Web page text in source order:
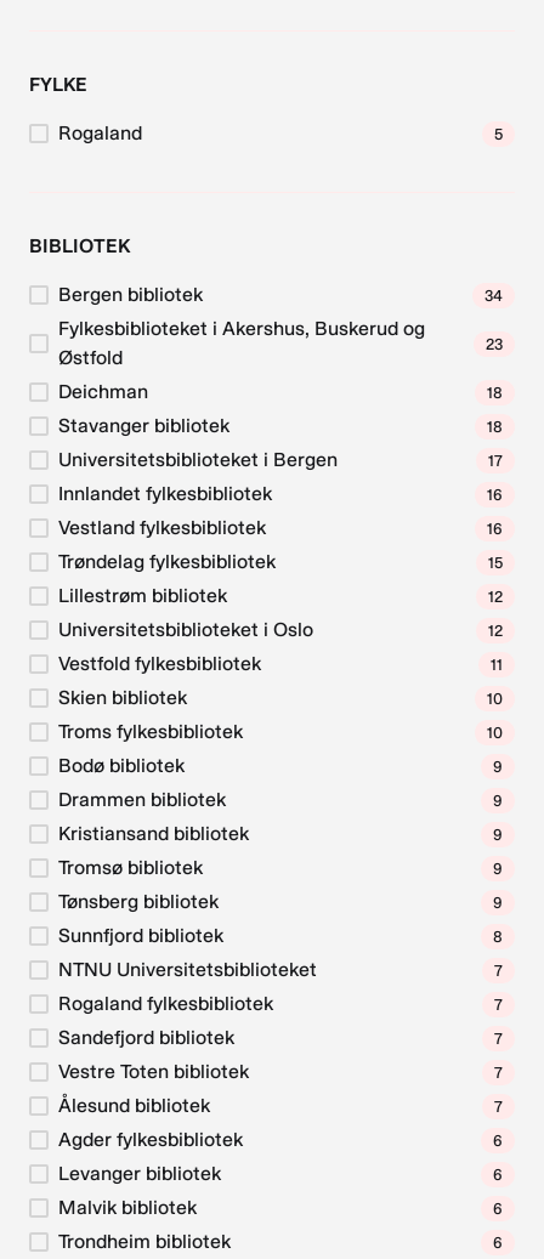
FYLKE
Rogaland 5
BIBLIOTEK
Bergen bibliotek 34
Fylkesbiblioteket i Akershus, Buskerud og
Østfold
23
Deichman 18
Stavanger bibliotek 18
Universitetsbiblioteket i Bergen 17
Innlandet fylkesbibliotek 16
Vestland fylkesbibliotek 16
Trøndelag fylkesbibliotek 15
Lillestrøm bibliotek 12
Universitetsbiblioteket i Oslo 12
Vestfold fylkesbibliotek 11
Skien bibliotek 10
Troms fylkesbibliotek 10
Bodø bibliotek 9
Drammen bibliotek 9
Kristiansand bibliotek 9
Tromsø bibliotek 9
Tønsberg bibliotek 9
Sunnfjord bibliotek 8
NTNU Universitetsbiblioteket 7
Rogaland fylkesbibliotek 7
Sandefjord bibliotek 7
Vestre Toten bibliotek 7
Ålesund bibliotek 7
Agder fylkesbibliotek 6
Levanger bibliotek 6
Malvik bibliotek 6
Trondheim bibliotek 6